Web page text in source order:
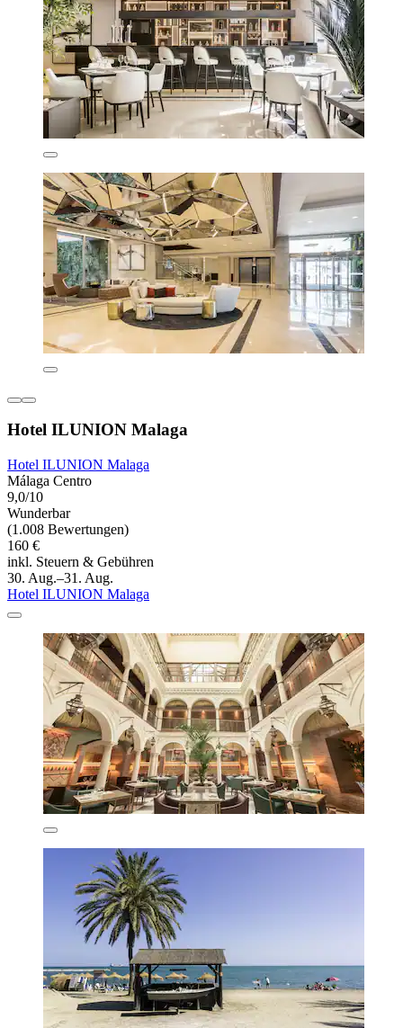
Hotel ILUNION Malaga
Hotel ILUNION Malaga
Málaga Centro
9,0/10
Wunderbar
(1.008 Bewertungen)
160 €
inkl. Steuern & Gebühren
30. Aug.–31. Aug.
Hotel ILUNION Malaga